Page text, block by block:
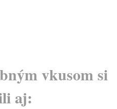
vkusom si
aj: